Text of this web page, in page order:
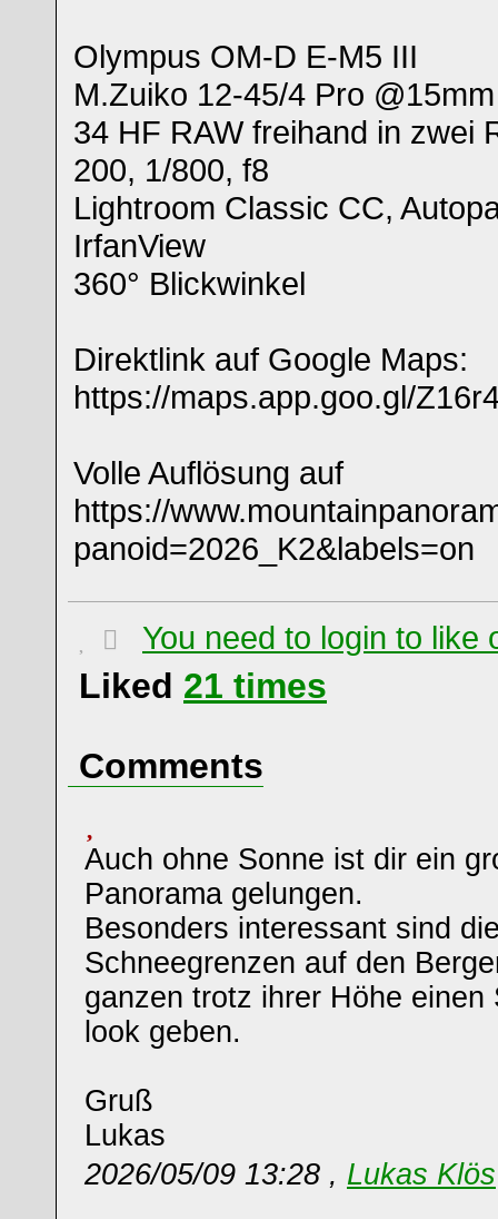
Olympus OM-D E-M5 III
M.Zuiko 12-45/4 Pro
34 HF RAW freihand in zwei
200, 1/800, f8
Lightroom Classic CC,
IrfanView
360° Blickwinkel
Direktlink auf Google Maps:
https://maps.app.goo.gl/
Volle Auflösung auf
https://
panoid=2026_K2&labels=on
You need to login to like
Liked 21 times
Comments
Auch ohne Sonne ist dir ein
Panorama gelungen.
Besonders interessant sind
Schneegrenzen auf den
ganzen trotz ihrer Höhe einen
look geben.
Gruß
Lukas
2026/05/09 13:28 , Lukas Klös